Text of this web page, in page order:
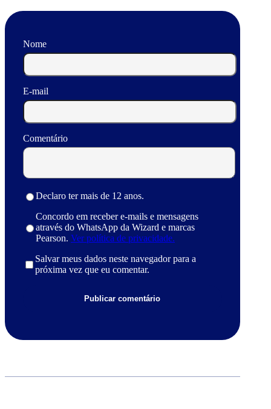
Nome
E-mail
Comentário
Declaro ter mais de 12 anos.
Concordo em receber e-mails e mensagens
através do WhatsApp da Wizard e marcas
Pearson. Ver política de privacidade.
Salvar meus dados neste navegador para a
próxima vez que eu comentar.